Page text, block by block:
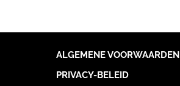
ALGEMENE VOORWAARDEN
PRIVACY-BELEID